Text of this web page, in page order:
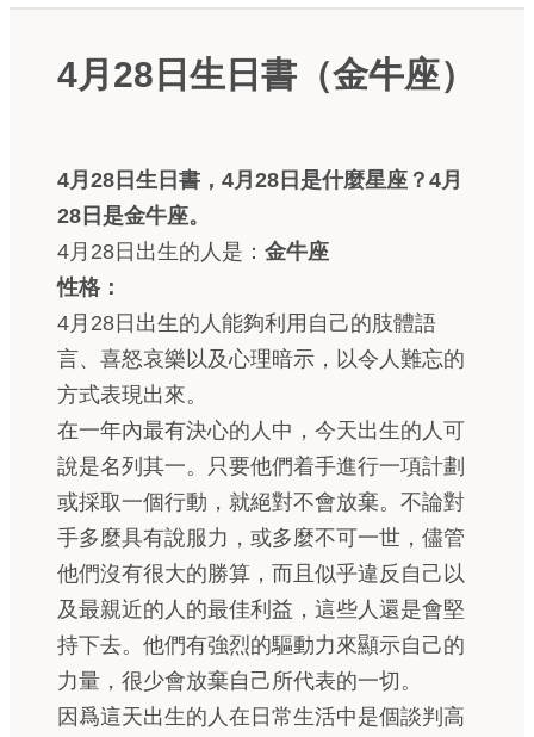
4月28日生日書（金牛座）
4月28日生日書，4月28日是什麼星座？4月
28日是金牛座。
4月28日出生的人是： 金牛座
性格：
4月28日出生的人能夠利用自己的肢體語
言、喜怒哀樂以及心理暗示，以令人難忘的
方式表現出來。
在一年內最有決心的人中，今天出生的人可
說是名列其一。只要他們着手進行一項計劃
或採取一個行動，就絕對不會放棄。不論對
手多麼具有說服力，或多麼不可一世，儘管
他們沒有很大的勝算，而且似乎違反自己以
及最親近的人的最佳利益，這些人還是會堅
持下去。他們有強烈的驅動力來顯示自己的
力量，很少會放棄自己所代表的一切。
因爲這天出生的人在日常生活中是個談判高